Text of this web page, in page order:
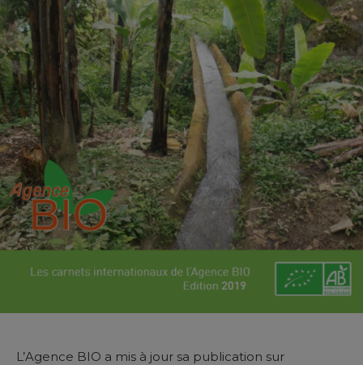
L’Agence BIO a mis à jour sa publication sur